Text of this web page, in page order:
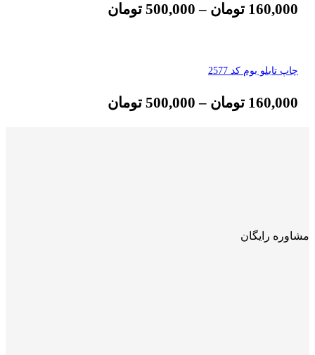
160,000 تومان –
500,000 تومان
چاپ تابلو بوم کد 2577
160,000 تومان –
500,000 تومان
مشاوره رایگان